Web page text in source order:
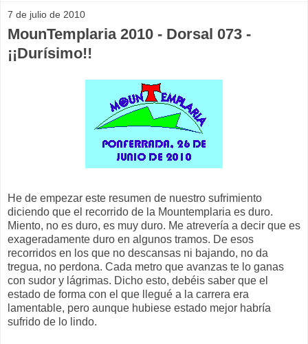
7 de julio de 2010
MounTemplaria 2010 - Dorsal 073 -
¡¡Durísimo!!
He de empezar este resumen de nuestro sufrimiento
diciendo que el recorrido de la Mountemplaria es duro.
Miento, no es duro, es muy duro. Me atrevería a decir que es
exageradamente duro en algunos tramos. De esos
recorridos en los que no descansas ni bajando, no da
tregua, no perdona. Cada metro que avanzas te lo ganas
con sudor y lágrimas. Dicho esto, debéis saber que el
estado de forma con el que llegué a la carrera era
lamentable, pero aunque hubiese estado mejor habría
sufrido de lo lindo.